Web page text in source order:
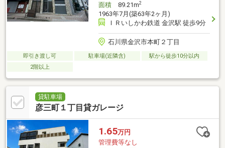
面積89.21m2
1963年7月(築63年2ヶ月)
ＩＲいしかわ鉄道 金沢駅 徒歩9分
石川県金沢市本町２丁目
即引き渡し可 駐車場(近隣含)
駅から徒歩10分以内
2階以上
貸駐車場
彦三町１丁目貸ガレージ
1.65万円
管理費等なし